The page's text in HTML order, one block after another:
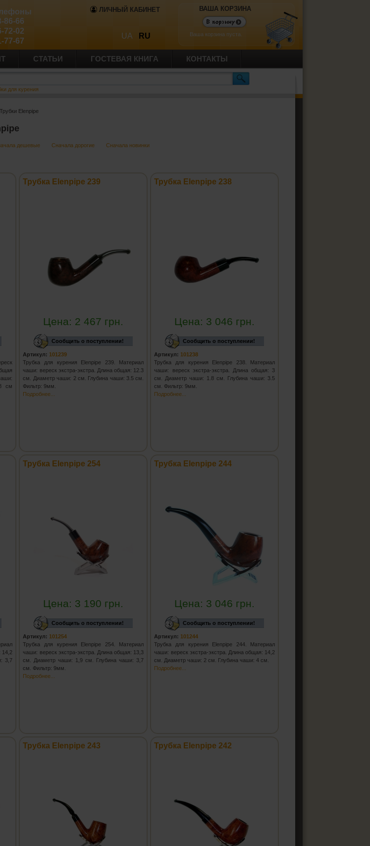
ЛИЧНЫЙ КАБИНЕТ
UA RU
86-66
72-02
77-67
ВАША КОРЗИНА
Ваша корзина пуста.
СТАТЬИ ГОСТЕВАЯ КНИГА КОНТАКТЫ
для курения
Elenpipe
дешевые Сначала дорогие Сначала новинки
см
Трубка Elenpipe 239
Цена: 2 467 грн.
Сообщить о поступлении!
Артикул: 101239
Трубка для курения Elenpipe 239. Материал
чаши: вереск экстра-экстра. Длина общая: 12.3
см. Диаметр чаши: 2 см. Глубина чаши: 3.5 см.
Фильтр: 9мм.
Подробнее...
Трубка Elenpipe 238
Цена: 3 046 грн.
Сообщить о поступлении!
Артикул: 101238
Трубка для курения Elenpipe 238. Материал
чаши: вереск экстра-экстра. Длина общая: 3
см. Диаметр чаши: 1.8 см. Глубина чаши: 3.5
см. Фильтр: 9мм.
Подробнее...
14,2
3,7
Трубка Elenpipe 254
Цена: 3 190 грн.
Сообщить о поступлении!
Артикул: 101254
Трубка для курения Elenpipe 254. Материал
чаши: вереск экстра-экстра. Длина общая: 13,3
см. Диаметр чаши: 1,9 см. Глубина чаши: 3,7
см. Фильтр: 9мм.
Подробнее...
Трубка Elenpipe 244
Цена: 3 046 грн.
Сообщить о поступлении!
Артикул: 101244
Трубка для курения Elenpipe 244. Материал
чаши: вереск экстра-экстра. Длина общая: 14,2
см. Диаметр чаши: 2 см. Глубина чаши: 4 см.
Подробнее...
Трубка Elenpipe 243 Трубка Elenpipe 242